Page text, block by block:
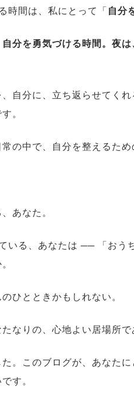
時間は、私にとって「 自分
分を勇気づける時間。夜
自分に、立ち返らせてく
。
の中で、自分を整えるた
あなた。
いる、あなたは ── 「おう
ひとときかもしれない。
なりの、心地よい居場所で
。このブログが、あなた
す。